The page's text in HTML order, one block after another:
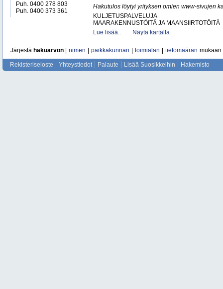
Puh. 0400 278 803
Puh. 0400 373 361
Hakutulos löytyi yrityksen omien www-sivujen
KULJETUSPALVELUJA
MAARAKENNUSTÖITÄ JA MAANSIIRTOTÖITÄ
Lue lisää..
Näytä kartalla
Järjestä hakuarvon nimen paikkakunnan toimialan tietomäärän mukaan
Rekisteriseloste Yhteystiedot Palaute Lisää Suosikkeihin Hakemisto